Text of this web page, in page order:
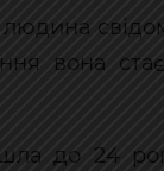
вона
до 24